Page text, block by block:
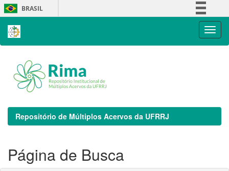
Skip
navigation
BRASIL
Repositório de Múltiplos Acervos da UFRRJ
Página de Busca